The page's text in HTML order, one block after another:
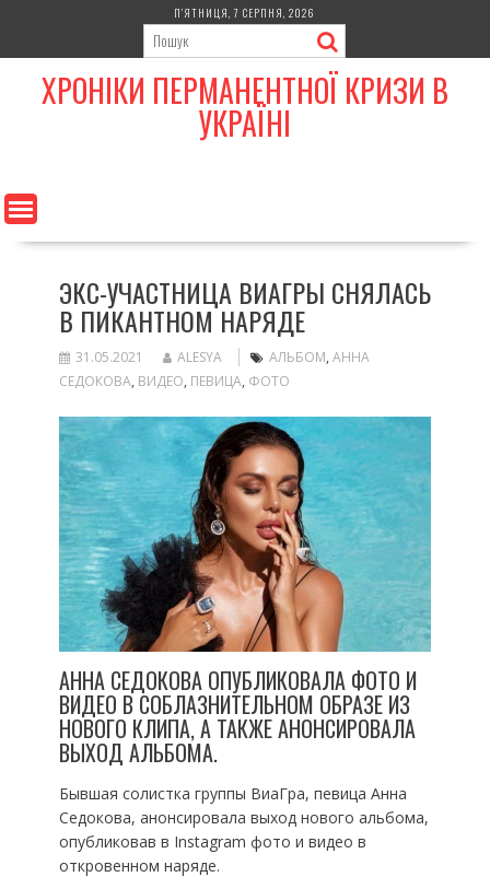
content
П’ЯТНИЦЯ, 7 СЕРПНЯ, 2026
ХРОНІКИ ПЕРМАНЕНТНОЇ КРИЗИ В
УКРАЇНІ
ЭКС-УЧАСТНИЦА ВИАГРЫ СНЯЛАСЬ
В ПИКАНТНОМ НАРЯДЕ
31.05.2021 ALESYA АЛЬБОМ, АННА
СЕДОКОВА, ВИДЕО, ПЕВИЦА, ФОТО
АННА СЕДОКОВА ОПУБЛИКОВАЛА ФОТО И
ВИДЕО В СОБЛАЗНИТЕЛЬНОМ ОБРАЗЕ ИЗ
НОВОГО КЛИПА, А ТАКЖЕ АНОНСИРОВАЛА
ВЫХОД АЛЬБОМА.
Бывшая солистка группы ВиаГра, певица Анна
Седокова, анонсировала выход нового альбома,
опубликовав в Instagram фото и видео в
откровенном наряде.